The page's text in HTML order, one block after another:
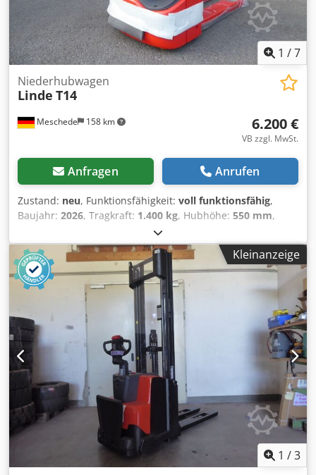
1 /7
Meschede 158 km
Niederhubwagen
Linde T14
6.200 €
VB zzgl. MwSt.
Anfragen Anrufen
Zustand: neu, Funktionsfähigkeit: voll funktionsfähig,
Baujahr: 2026, Tragkraft: 1.400 kg, Hubhöhe: 550 mm,
, Gabellänge:
Antriebsart:Elektro, Niederhubwagen Lastschwerpunkt:
600 Cedpfxozr Ab Ee Aqvsha Zustand: Neugerät Zustand
Technisch: Neu Bereifung vorne Typ: Vollgummi Bereifung
vorne Zustand: Neu Bereifung hinten Typ: Vollgummi
Bereifung hinten Zustand: Neu Batterie Typ: Lithium-Ionen
Batterie Baujahr: 2026 Beschreibung: Das Fahrzeug wird
UVV - geprüft. Vor Auslieferung bekommt die Maschine
einen Service und wird gereinigt. Auf Wunsch wird die
Maschine gegen Mehrpreis lackiert.
Kleinanzeige
1 /3